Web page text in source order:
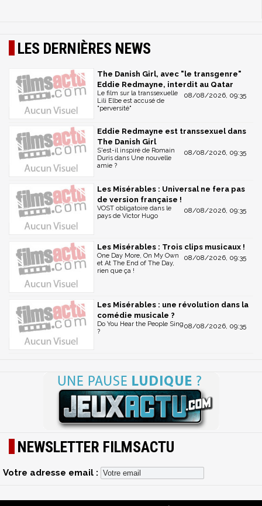
LES DERNIÈRES NEWS
The Danish Girl, avec "le transgenre"
Eddie Redmayne, interdit au Qatar
08/08/2026, 09:35
Le film sur la transsexuelle
Lili Elbe est accusé de
"perversité"
Eddie Redmayne est transsexuel dans
The Danish Girl
08/08/2026, 09:35
S'est-il inspiré de Romain
Duris dans Une nouvelle
amie ?
Les Misérables : Universal ne fera pas
de version française !
08/08/2026, 09:35
VOST obligatoire dans le
pays de Victor Hugo
Les Misérables : Trois clips musicaux !
08/08/2026, 09:35
One Day More, On My Own
et At The End of The Day,
rien que ça !
Les Misérables : une révolution dans la
comédie musicale ?
08/08/2026, 09:35
Do You Hear the People Sing
?
NEWSLETTER FILMSACTU
Votre adresse email :